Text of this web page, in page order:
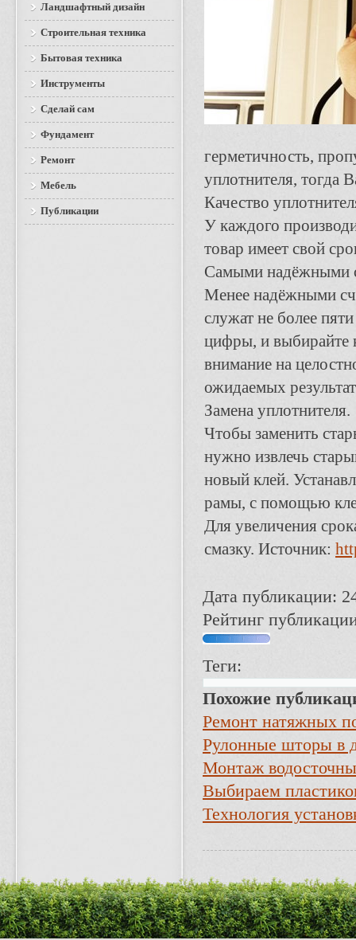
герметичность,
уплотнителя, тогда
Качество
У каждого
товар имеет свой
Самыми надёжными
Менее надёжными
служат не более
цифры, и выбирайте
внимание на
ожидаемых
Замена уплотнителя.
Чтобы заменить
нужно извлечь
новый клей.
рамы, с помощью
Для увеличения
смазку. Источник:
Дата публикации:
Рейтинг
Теги:
Похожие
Ремонт натяжных
Рулонные шторы в
Монтаж
Выбираем
Технология
Ландшафтный дизайн
Строительная техника
Бытовая техника
Инструменты
Сделай сам
Фундамент
Ремонт
Мебель
Публикации